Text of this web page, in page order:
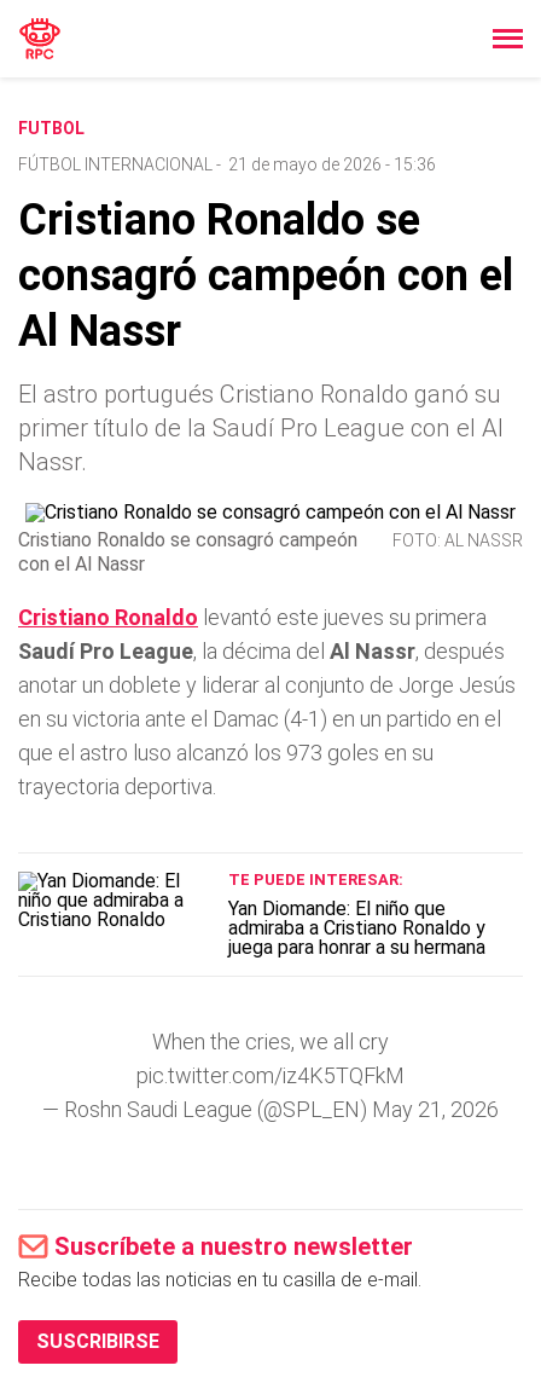
FUTBOL
FÚTBOL INTERNACIONAL
- 21 de mayo de 2026 - 15:36
Cristiano Ronaldo se
consagró campeón con el
Al Nassr
El astro portugués Cristiano Ronaldo ganó su
primer título de la Saudí Pro League con el Al
Nassr.
Cristiano Ronaldo se consagró campeón
con el Al Nassr
FOTO: AL NASSR
Cristiano Ronaldo levantó este jueves su primera
Saudí Pro League, la décima del Al Nassr, después
anotar un doblete y liderar al conjunto de Jorge Jesús
en su victoria ante el Damac (4-1) en un partido en el
que el astro luso alcanzó los 973 goles en su
trayectoria deportiva.
TE PUEDE INTERESAR:
Yan Diomande: El niño que
admiraba a Cristiano Ronaldo y
juega para honrar a su hermana
When the cries, we all cry
pic.twitter.com/iz4K5TQFkM
— Roshn Saudi League (@SPL_EN) May 21, 2026
Suscríbete a nuestro newsletter
Recibe todas las noticias en tu casilla de e-mail.
SUSCRIBIRSE